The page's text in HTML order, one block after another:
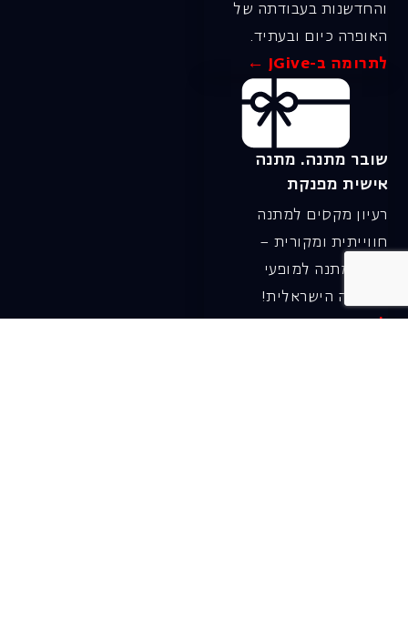
והחדשנות בעבודתה של
האופרה כיום ובעתיד.
לתרומה ב-JGive ←
שובר מתנה. מתנה
אישית מפנקת
רעיון מקסים למתנה
חווייתית ומקורית –
שובר מתנה למופעי
האופרה הישראלית!